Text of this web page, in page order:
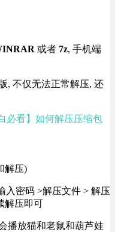
或者 7z, 手机端
, 不仅无法正常解压, 还
必看】如何解压压缩包
解压)
入密码 >解压文件 > 解压
解压即可
播放猫和老鼠和葫芦娃